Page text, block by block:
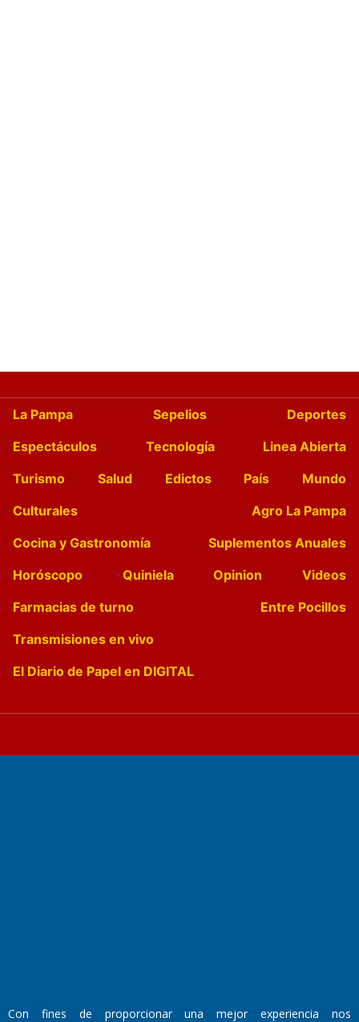
La Pampa Sepelios
Deportes
Espectáculos
Tecnología
Linea Abierta
Turismo
Salud Edictos País
Mundo
Culturales
Agro La Pampa
Cocina y Gastronomía
Suplementos Anuales
Horóscopo
Quiniela Opinion
Videos
Farmacias de turno
Entre Pocillos
Transmisiones en vivo
El Diario de Papel en DIGITAL
Con fines de proporcionar una mejor experiencia nos